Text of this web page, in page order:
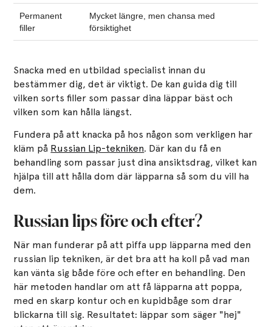
Permanent
filler
Mycket längre, men chansa med
försiktighet
Snacka med en utbildad specialist innan du
bestämmer dig, det är viktigt. De kan guida dig till
vilken sorts filler som passar dina läppar bäst och
vilken som kan hålla längst.
Fundera på att knacka på hos någon som verkligen har
kläm på Russian Lip-tekniken. Där kan du få en
behandling som passar just dina ansiktsdrag, vilket kan
hjälpa till att hålla dom där läpparna så som du vill ha
dem.
Russian lips före och efter?
När man funderar på att piffa upp läpparna med den
russian lip tekniken, är det bra att ha koll på vad man
kan vänta sig både före och efter en behandling. Den
här metoden handlar om att få läpparna att poppa,
med en skarp kontur och en kupidbåge som drar
blickarna till sig. Resultatet: läppar som säger "hej"